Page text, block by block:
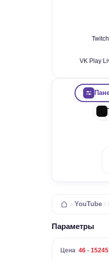
VK Play
YouTube
Параметры
Цена 46 -